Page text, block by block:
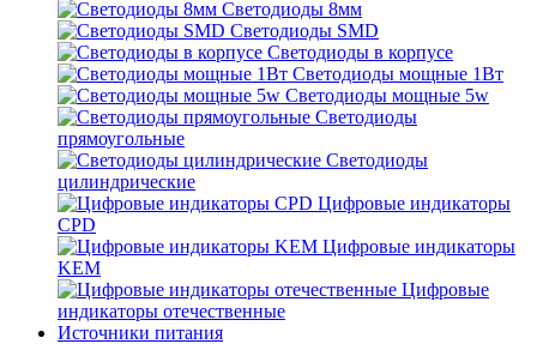
Светодиоды 8мм
Светодиоды SMD
Светодиоды в корпусе
Светодиоды мощные 1Вт
Светодиоды мощные 5w
Светодиоды
прямоугольные
Светодиоды
цилиндрические
Цифровые индикаторы
CPD
Цифровые индикаторы
KEM
Цифровые
индикаторы отечественные
Источники питания